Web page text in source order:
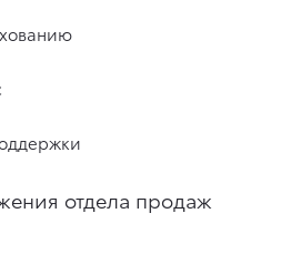
отдела продаж